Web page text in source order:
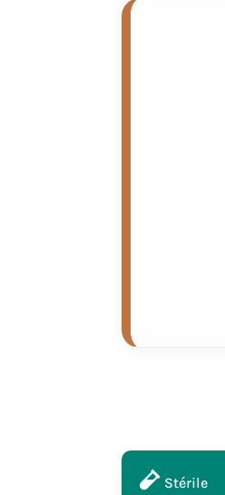
Stérile